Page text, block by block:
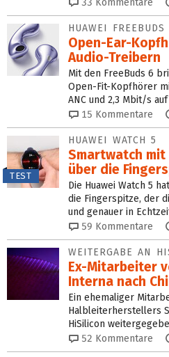
HUAWEI FREEBUDS
Open-Ear-
Audio-Treibern
Mit den FreeBuds 6
Open-Fit-Kopfhörer
ANC und 2,3 Mbit/s
15 Kommentare
TEST
HUAWEI WATCH 5
Smartwatch
über die
Die Huawei Watch 5
die Fingerspitze, der
und genauer in
59 Kommentare
WEITERGABE AN
Ex-Mitarbeiter
Interna nach
Ein ehemaliger
Halbleiter­herstellers
HiSilicon
52 Kommentare